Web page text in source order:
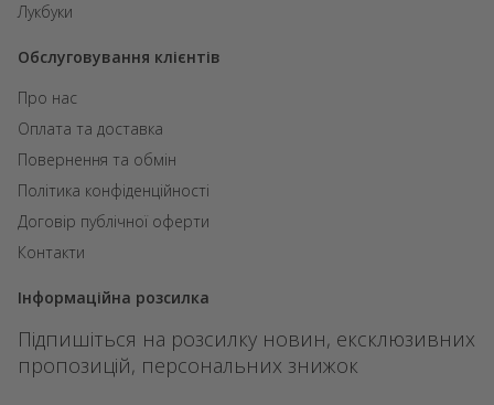
Лукбуки
Обслуговування клієнтів
Про нас
Оплата та доставка
Повернення та обмін
Політика конфіденційності
Договір публічної оферти
Контакти
Інформаційна розсилка
Підпишіться на розсилку новин, ексклюзивних
пропозицій, персональних знижок